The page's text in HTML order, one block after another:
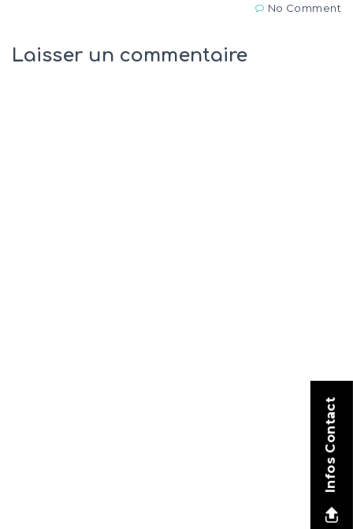
No Comment
Laisser un commentaire
Infos Contact